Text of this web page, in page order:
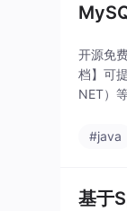
开源免
档】可
NET）
#java
基于